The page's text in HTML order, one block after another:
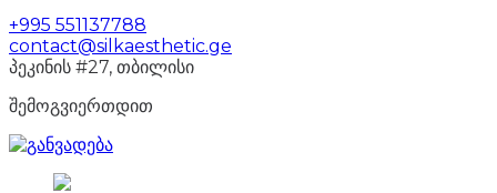
+995 551137788
contact@silkaesthetic.ge
პეკინის #27, თბილისი
შემოგვიერთდით